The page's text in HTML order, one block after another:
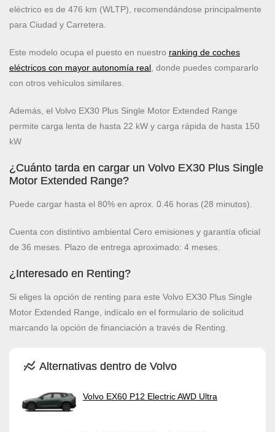
eléctrico es de 476 km (WLTP), recomendándose principalmente
para Ciudad y Carretera.
Este modelo ocupa el puesto en nuestro ranking de coches
eléctricos con mayor autonomía real, donde puedes compararlo
con otros vehículos similares.
Además, el Volvo EX30 Plus Single Motor Extended Range
permite carga lenta de hasta 22 kW y carga rápida de hasta 150
kW
¿Cuánto tarda en cargar un Volvo EX30 Plus Single
Motor Extended Range?
Puede cargar hasta el 80% en aprox. 0.46 horas (28 minutos).
Cuenta con distintivo ambiental Cero emisiones y garantía oficial
de 36 meses. Plazo de entrega aproximado: 4 meses.
¿Interesado en Renting?
Si eliges la opción de renting para este Volvo EX30 Plus Single
Motor Extended Range, indícalo en el formulario de solicitud
marcando la opción de financiación a través de Renting.
Alternativas dentro de Volvo
Volvo EX60 P12 Electric AWD Ultra